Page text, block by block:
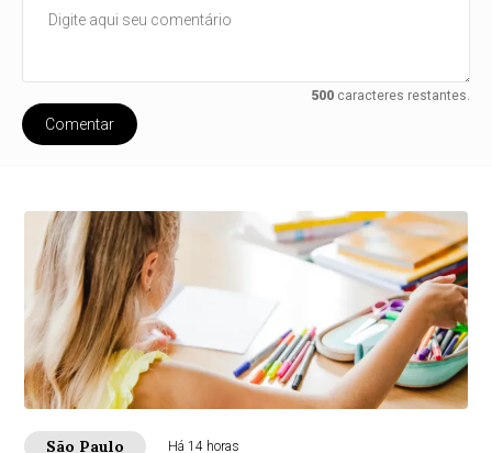
500caracteres restantes.
Comentar
São Paulo Há 14 horas